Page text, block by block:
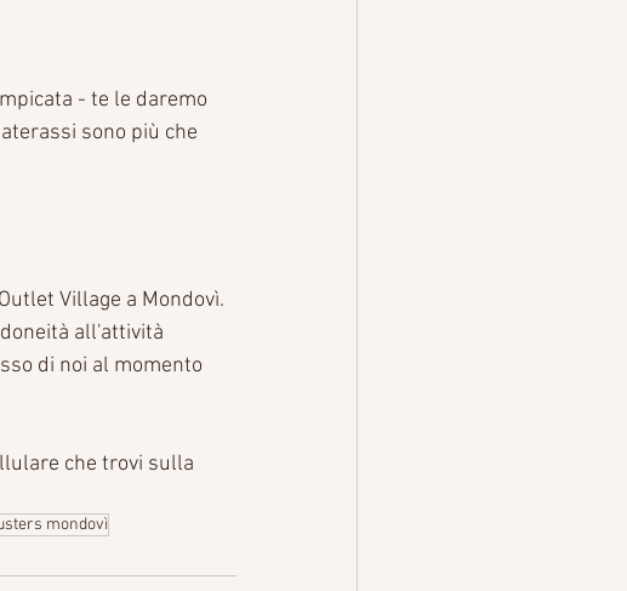
- te le daremo
sono più che
Village a Mondovì.
all'attività
di noi al momento
che trovi sulla
mondovì